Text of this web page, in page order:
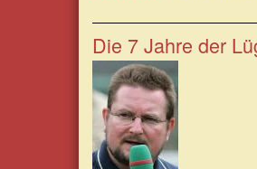
Assange
ist
ein
Journalist
Die 7 Jahre der